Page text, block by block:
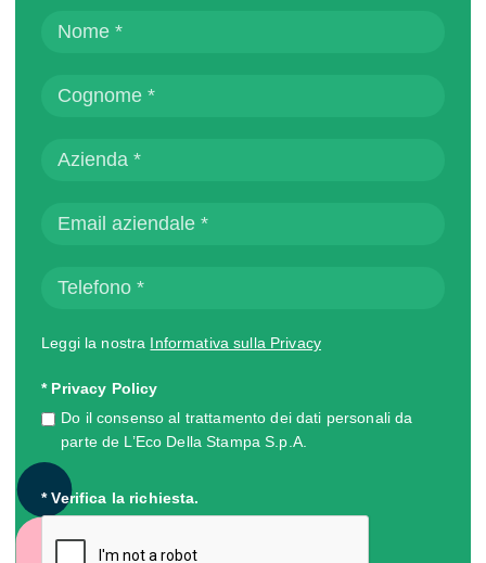
Leggi la nostra Informativa sulla Privacy
* Privacy Policy
Do il consenso al trattamento dei dati personali da
parte de L’Eco Della Stampa S.p.A.
* Verifica la richiesta.